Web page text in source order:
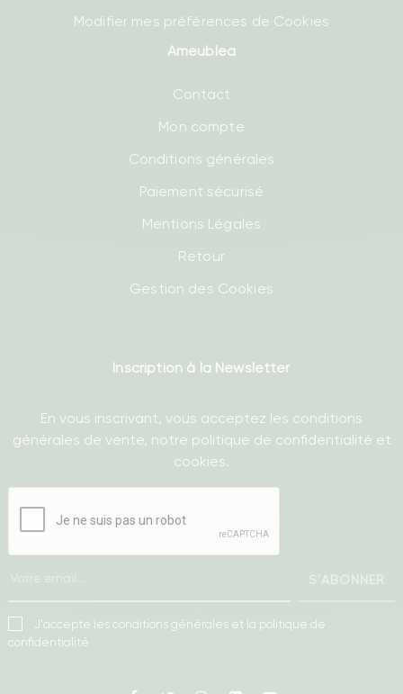
Modifier mes préférences de Cookies
Ameublea
Contact
Mon compte
Conditions générales
Paiement sécurisé
Mentions Légales
Retour
Gestion des Cookies
Inscription à la Newsletter
En vous inscrivant, vous acceptez les conditions
générales de vente, notre politique de confidentialité et
cookies.
S'ABONNER
J'accepte les conditions générales et la politique de
confidentialité